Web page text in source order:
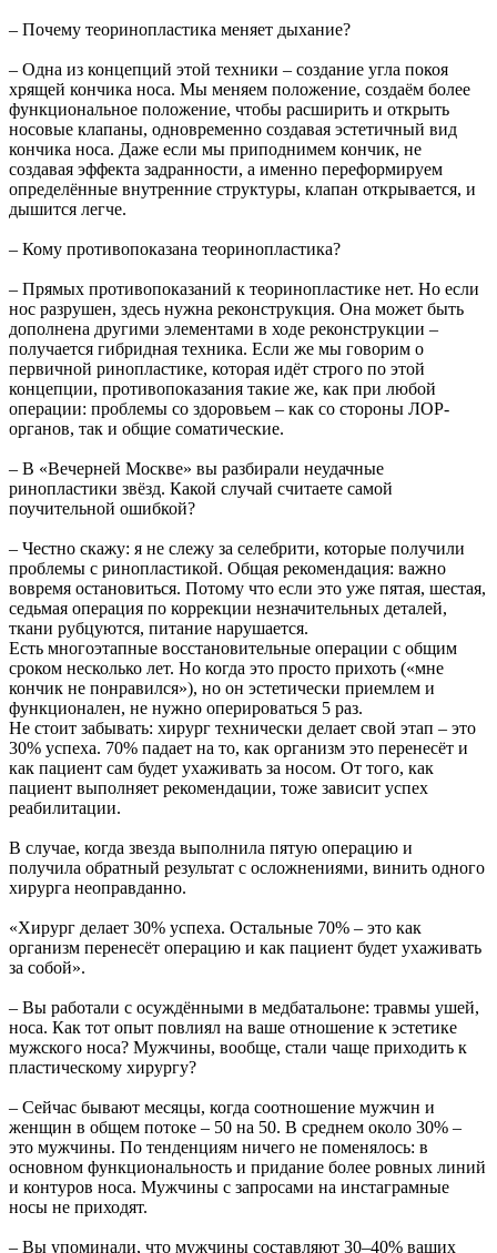
– Почему теоринопластика меняет дыхание?
– Одна из концепций этой техники – создание угла покоя
хрящей кончика носа. Мы меняем положение, создаём более
функциональное положение, чтобы расширить и открыть
носовые клапаны, одновременно создавая эстетичный вид
кончика носа. Даже если мы приподнимем кончик, не
создавая эффекта задранности, а именно переформируем
определённые внутренние структуры, клапан открывается, и
дышится легче.
– Кому противопоказана теоринопластика?
– Прямых противопоказаний к теоринопластике нет. Но если
нос разрушен, здесь нужна реконструкция. Она может быть
дополнена другими элементами в ходе реконструкции –
получается гибридная техника. Если же мы говорим о
первичной ринопластике, которая идёт строго по этой
концепции, противопоказания такие же, как при любой
операции: проблемы со здоровьем – как со стороны ЛОР-
органов, так и общие соматические.
– В «Вечерней Москве» вы разбирали неудачные
ринопластики звёзд. Какой случай считаете самой
поучительной ошибкой?
– Честно скажу: я не слежу за селебрити, которые получили
проблемы с ринопластикой. Общая рекомендация: важно
вовремя остановиться. Потому что если это уже пятая, шестая,
седьмая операция по коррекции незначительных деталей,
ткани рубцуются, питание нарушается.
Есть многоэтапные восстановительные операции с общим
сроком несколько лет. Но когда это просто прихоть («мне
кончик не понравился»), но он эстетически приемлем и
функционален, не нужно оперироваться 5 раз.
Не стоит забывать: хирург технически делает свой этап – это
30% успеха. 70% падает на то, как организм это перенесёт и
как пациент сам будет ухаживать за носом. От того, как
пациент выполняет рекомендации, тоже зависит успех
реабилитации.
В случае, когда звезда выполнила пятую операцию и
получила обратный результат с осложнениями, винить одного
хирурга неоправданно.
«Хирург делает 30% успеха. Остальные 70% – это как
организм перенесёт операцию и как пациент будет ухаживать
за собой».
– Вы работали с осуждёнными в медбатальоне: травмы ушей,
носа. Как тот опыт повлиял на ваше отношение к эстетике
мужского носа? Мужчины, вообще, стали чаще приходить к
пластическому хирургу?
– Сейчас бывают месяцы, когда соотношение мужчин и
женщин в общем потоке – 50 на 50. В среднем около 30% –
это мужчины. По тенденциям ничего не поменялось: в
основном функциональность и придание более ровных линий
и контуров носа. Мужчины с запросами на инстаграмные
носы не приходят.
– Вы упоминали, что мужчины составляют 30–40% ваших